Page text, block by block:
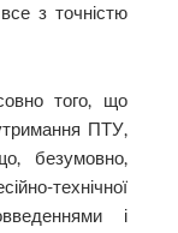
з точністю
того, що
ПТУ,
безумовно,
технічної
і